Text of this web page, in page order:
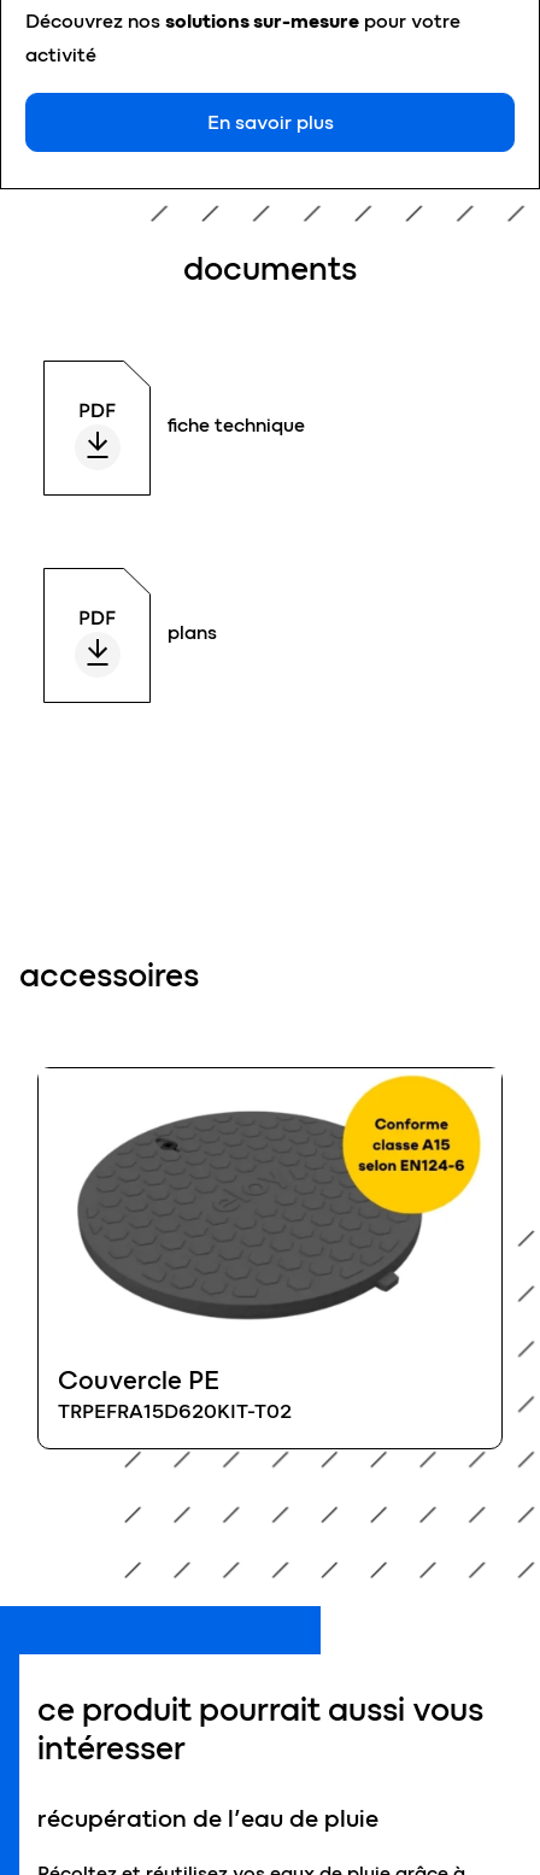
Découvrez nos solutions sur-mesure pour votre
activité
En savoir plus
documents
fiche technique
plans
accessoires
Couvercle PE
TRPEFRA15D620KIT-T02
ce produit pourrait aussi vous
intéresser
récupération de l’eau de pluie